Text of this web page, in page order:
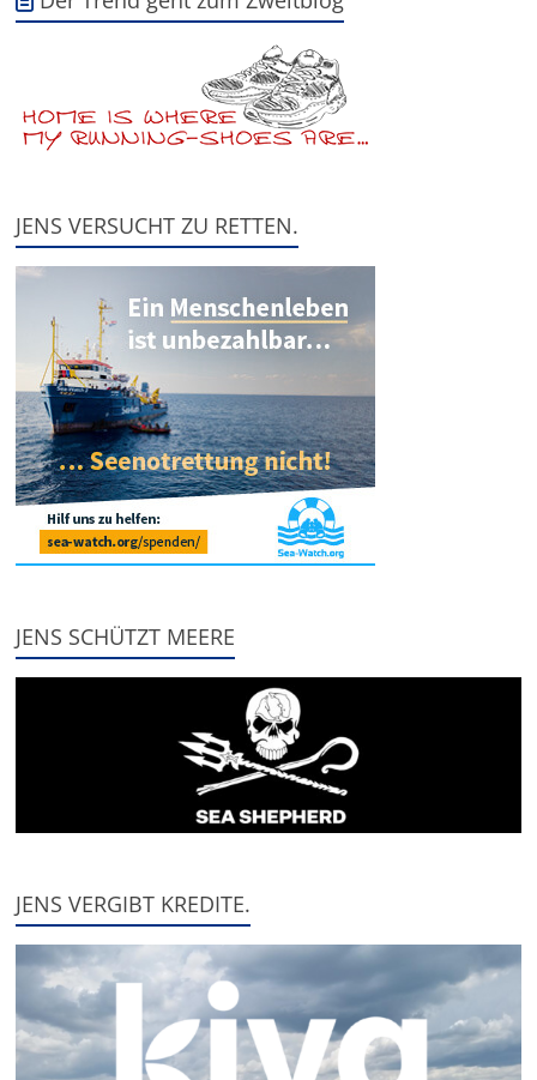
JENS VERSUCHT ZU RETTEN.
JENS SCHÜTZT MEERE
JENS VERGIBT KREDITE.